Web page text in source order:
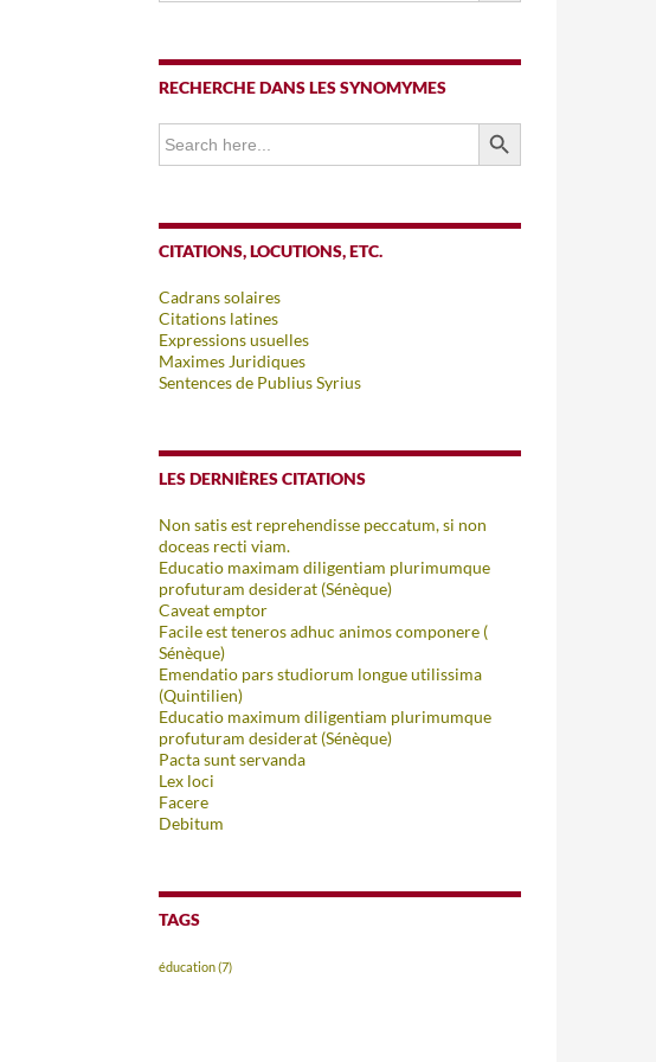
RECHERCHE DANS LES SYNOMYMES
Search
for:
SEARCH BUTTON
CITATIONS, LOCUTIONS, ETC.
Cadrans solaires
Citations latines
Expressions usuelles
Maximes Juridiques
Sentences de Publius Syrius
LES DERNIÈRES CITATIONS
Non satis est reprehendisse peccatum, si non
doceas recti viam.
Educatio maximam diligentiam plurimumque
profuturam desiderat (Sénèque)
Caveat emptor
Facile est teneros adhuc animos componere (
Sénèque)
Emendatio pars studiorum longue utilissima
(Quintilien)
Educatio maximum diligentiam plurimumque
profuturam desiderat (Sénèque)
Pacta sunt servanda
Lex loci
Facere
Debitum
TAGS
éducation(7)